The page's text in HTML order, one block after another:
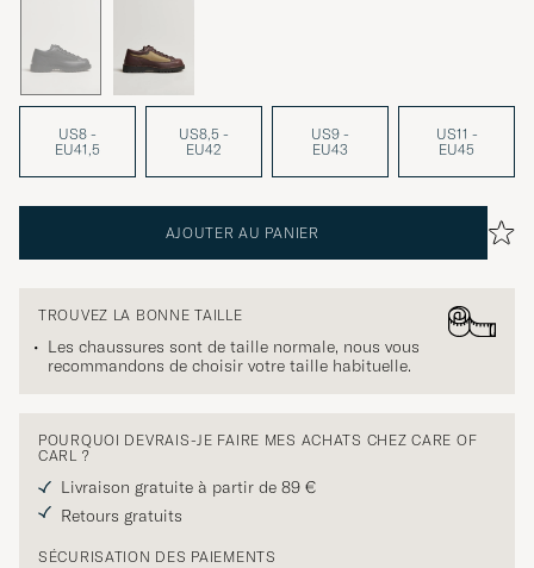
US8 -
EU41,5
US8,5 -
EU42
US9 -
EU43
US11 -
EU45
AJOUTER AU PANIER
TROUVEZ LA BONNE TAILLE
Les chaussures sont de taille normale, nous vous
recommandons de choisir votre taille habituelle.
POURQUOI DEVRAIS-JE FAIRE MES ACHATS CHEZ CARE OF
CARL ?
Livraison gratuite à partir de 89 €
Retours gratuits
SÉCURISATION DES PAIEMENTS